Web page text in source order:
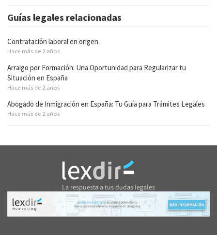
Guías legales relacionadas
Contratación laboral en origen.
Hace más de 2 años
Arraigo por Formación: Una Oportunidad para Regularizar tu
Situación en España
Hace más de 2 años
Abogado de Inmigración en España: Tu Guía para Trámites Legales
Hace más de 2 años